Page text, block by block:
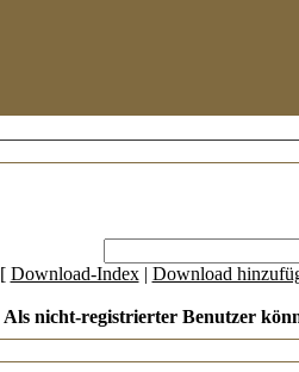
[ Download-Index| Download
Als nicht-registrierter Benutzer